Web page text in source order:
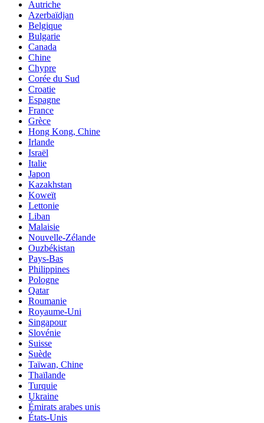
Autriche
Azerbaïdjan
Belgique
Bulgarie
Canada
Chine
Chypre
Corée du Sud
Croatie
Espagne
France
Grèce
Hong Kong, Chine
Irlande
Israël
Italie
Japon
Kazakhstan
Koweït
Lettonie
Liban
Malaisie
Nouvelle-Zélande
Ouzbékistan
Pays-Bas
Philippines
Pologne
Qatar
Roumanie
Royaume-Uni
Singapour
Slovénie
Suisse
Suède
Taïwan, Chine
Thaïlande
Turquie
Ukraine
Émirats arabes unis
États-Unis